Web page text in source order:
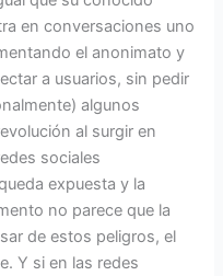
en conversaciones uno
el anonimato y
a usuarios, sin pedir
algunos
al surgir en
sociales
expuesta y la
no parece que la
de estos peligros, el
Y si en las redes